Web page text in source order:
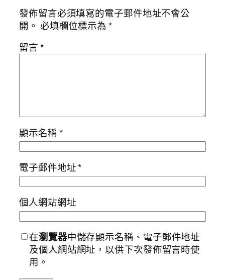
發佈留言必須填寫的電子郵件地址不會公
開。 必填欄位標示為*
留言*
顯示名稱*
電子郵件地址*
個人網站網址
在瀏覽器中儲存顯示名稱、電子郵件地址
及個人網站網址，以供下次發佈留言時使
用。